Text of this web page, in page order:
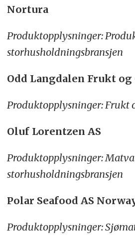
Nortura
Produktopplysninger:
storhusholdningsbransjen
Odd Langdalen Frukt
Produktopplysninger: Frukt
Oluf Lorentzen AS
Produktopplysninger:
storhusholdningsbransjen
Polar Seafood AS
Produktopplysninger: